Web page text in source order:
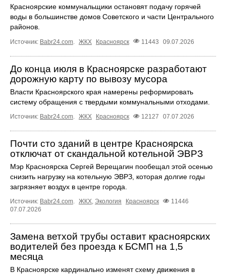
Красноярские коммунальщики остановят подачу горячей
воды в большинстве домов Советского и части Центрального
районов.
Источник: Babr24.com ЖКХ Красноярск 11443 09.07.2026
До конца июля в Красноярске разработают
дорожную карту по вывозу мусора
Власти Красноярского края намерены реформировать
систему обращения с твердыми коммунальными отходами.
Источник: Babr24.com ЖКХ Красноярск 12127 07.07.2026
Почти сто зданий в центре Красноярска
отключат от скандальной котельной ЭВРЗ
Мэр Красноярска Сергей Верещагин пообещал этой осенью
снизить нагрузку на котельную ЭВРЗ, которая долгие годы
загрязняет воздух в центре города.
Источник: Babr24.com ЖКХ Экология Красноярск
11446
07.07.2026
Замена ветхой трубы оставит красноярских
водителей без проезда к БСМП на 1,5
месяца
В Красноярске кардинально изменят схему движения в